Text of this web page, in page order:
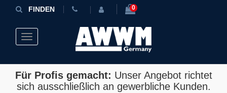
FINDEN 0
Toggle navigation
Für Profis gemacht: Unser Angebot richtet
sich ausschließlich an gewerbliche Kunden.